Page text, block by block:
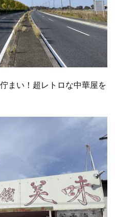
まい！超レトロな中華屋を